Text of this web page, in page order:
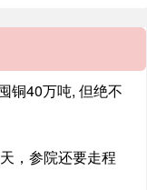
铜40万吨, 但绝不
，参院还要走程